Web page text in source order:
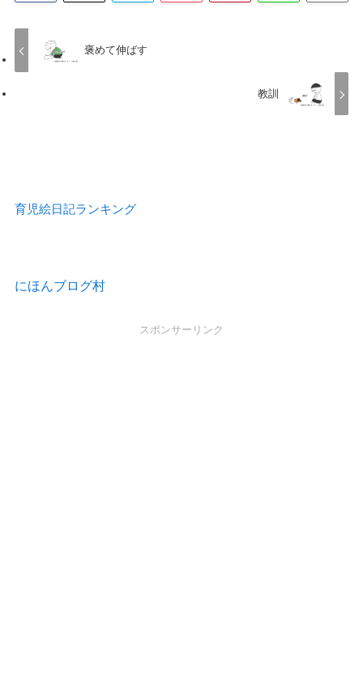
褒めて伸ばす
教訓
育児絵日記ランキング
にほんブログ村
スポンサーリンク